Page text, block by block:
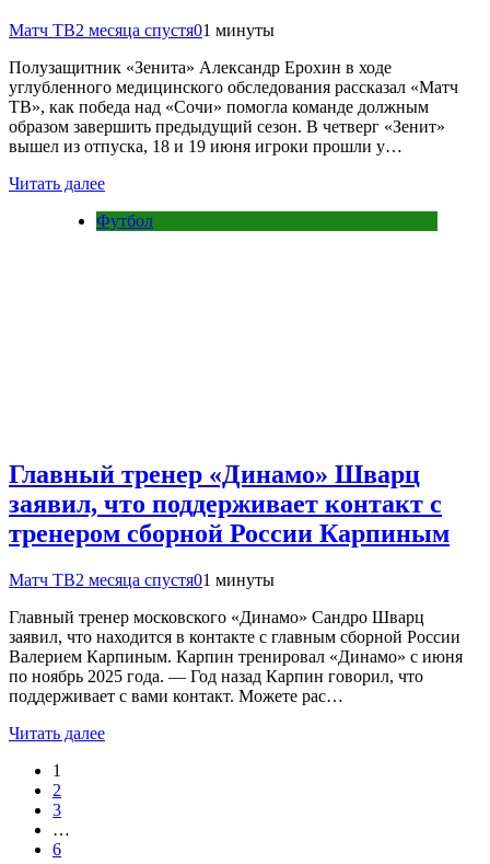
Матч ТВ2 месяца спустя01 минуты
Полузащитник «Зенита» Александр Ерохин в ходе
углубленного медицинского обследования рассказал «Матч
ТВ», как победа над «Сочи» помогла команде должным
образом завершить предыдущий сезон. В четверг «Зенит»
вышел из отпуска, 18 и 19 июня игроки прошли у…
Читать далее
Футбол
Главный тренер «Динамо» Шварц
заявил, что поддерживает контакт с
тренером сборной России Карпиным
Матч ТВ2 месяца спустя01 минуты
Главный тренер московского «Динамо» Сандро Шварц
заявил, что находится в контакте с главным сборной России
Валерием Карпиным. Карпин тренировал «Динамо» с июня
по ноябрь 2025 года. — Год назад Карпин говорил, что
поддерживает с вами контакт. Можете рас…
Читать далее
1
2
3
…
6